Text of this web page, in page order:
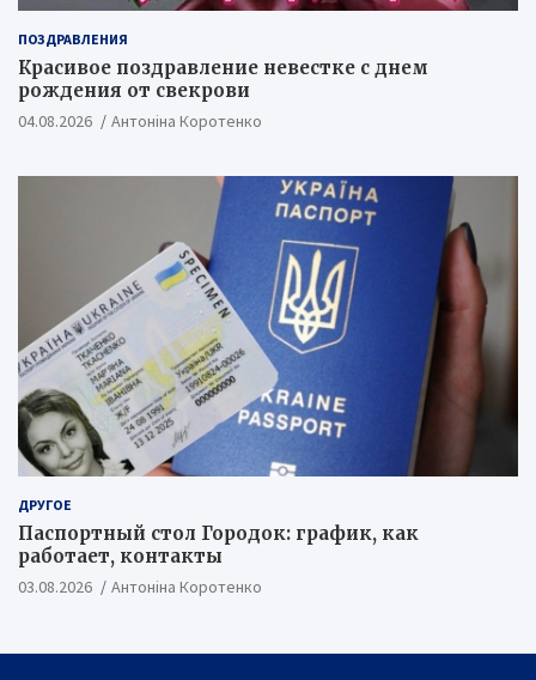
ПОЗДРАВЛЕНИЯ
Красивое поздравление невестке с днем
рождения от свекрови
04.08.2026 Антоніна Коротенко
ДРУГОЕ
Паспортный стол Городок: график, как
работает, контакты
03.08.2026 Антоніна Коротенко